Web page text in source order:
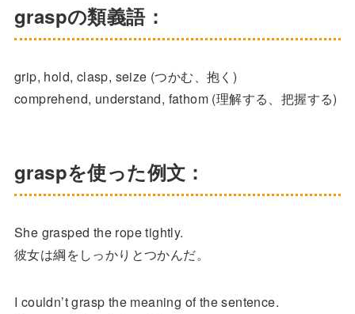
graspの類義語：
grip, hold, clasp, seize (つかむ、抱く)
comprehend, understand, fathom (理解する、把握する)
graspを使った例文：
She grasped the rope tightly.
彼女は綱をしっかりとつかんだ。
I couldn’t grasp the meaning of the sentence.